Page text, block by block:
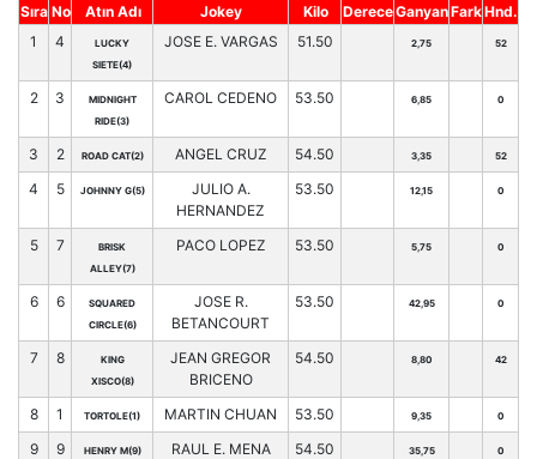
Sıra No Atın Adı Jokey Kilo DereceGanyanFarkHnd.
1
4
LUCKY
SIETE(4)
JOSE E. VARGAS 51.50 2,75 52
2 3
MIDNIGHT
RIDE(3)
CAROL CEDENO 53.50 6,85 0
3 2 ROAD CAT(2) ANGEL CRUZ 54.50 3,35 52
4 5 JOHNNY G(5)
JULIO A.
HERNANDEZ
53.50 12,15 0
5 7
BRISK
ALLEY(7)
PACO LOPEZ 53.50 5,75 0
6 6
SQUARED
CIRCLE(6)
JOSE R.
BETANCOURT
53.50 42,95 0
7 8
KING
XISCO(8)
JEAN GREGOR
BRICENO
54.50 8,80 42
8 1 TORTOLE(1) MARTIN CHUAN 53.50 9,35 0
9 9 HENRY M(9) RAUL E. MENA 54.50 35,75 0